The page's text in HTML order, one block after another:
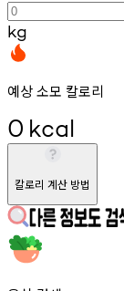
kg
예상 소모 칼로리
0 kcal
칼로리 계산 방법